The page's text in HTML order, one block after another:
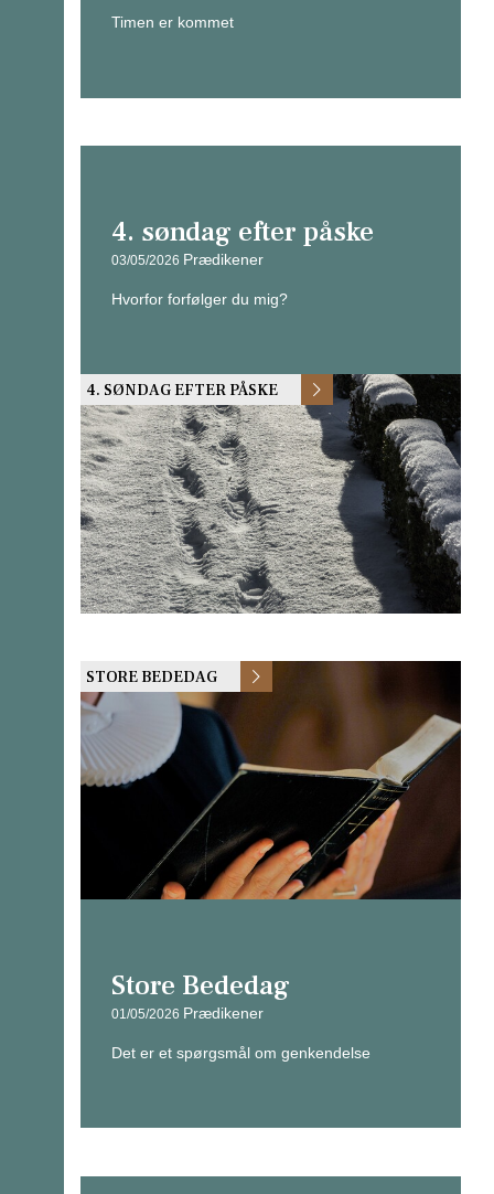
Timen er kommet
4. søndag efter påske
03/05/2026 Prædikener
Hvorfor forfølger du mig?
4. SØNDAG EFTER PÅSKE
STORE BEDEDAG
Store Bededag
01/05/2026 Prædikener
Det er et spørgsmål om genkendelse